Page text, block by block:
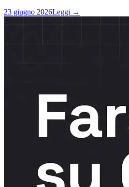
23 giugno 2026Leggi →